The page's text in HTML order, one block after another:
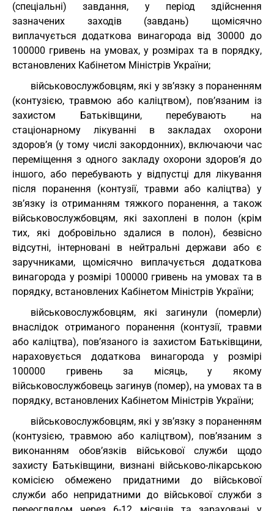
(спеціальні) завдання, у період здійснення
зазначених заходів (завдань) щомісячно
виплачується додаткова винагорода від 30000 до
100000 гривень на умовах, у розмірах та в порядку,
встановлених Кабінетом Міністрів України;
військовослужбовцям, які у зв’язку з пораненням
(контузією, травмою або каліцтвом), пов’язаним із
захистом Батьківщини, перебувають на
стаціонарному лікуванні в закладах охорони
здоров’я (у тому числі закордонних), включаючи час
переміщення з одного закладу охорони здоров’я до
іншого, або перебувають у відпустці для лікування
після поранення (контузії, травми або каліцтва) у
зв’язку із отриманням тяжкого поранення, а також
військовослужбовцям, які захоплені в полон (крім
тих, які добровільно здалися в полон), безвісно
відсутні, інтерновані в нейтральні держави або є
заручниками, щомісячно виплачується додаткова
винагорода у розмірі 100000 гривень на умовах та в
порядку, встановлених Кабінетом Міністрів України;
військовослужбовцям, які загинули (померли)
внаслідок отриманого поранення (контузії, травми
або каліцтва), пов’язаного із захистом Батьківщини,
нараховується додаткова винагорода у розмірі
100000 гривень за місяць, у якому
військовослужбовець загинув (помер), на умовах та в
порядку, встановлених Кабінетом Міністрів України;
військовослужбовцям, які у зв’язку з пораненням
(контузією, травмою або каліцтвом), пов’язаним з
виконанням обов’язків військової служби щодо
захисту Батьківщини, визнані військово-лікарською
комісією обмежено придатними до військової
служби або непридатними до військової служби з